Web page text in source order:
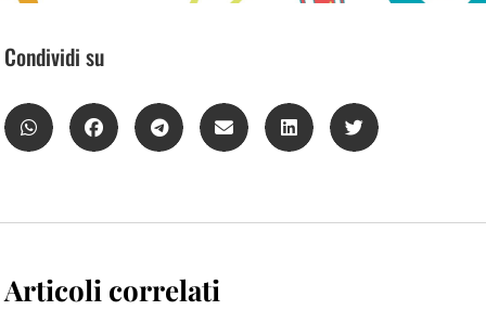
Condividi su
Articoli correlati